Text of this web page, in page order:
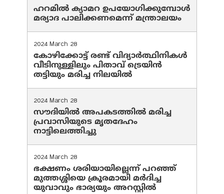
ഹറമില്‍ ക്യാമറ ഉപയോഗിക്കുമ്പോള്‍
മര്യാദ പാലിക്കണമെന്ന് മന്ത്രാലയം
2024 March 28
കോഴിക്കോട്ട് രണ്ട് വിദ്യാർത്ഥിനികൾ
വീടിനുള്ളിലും പിതാവ് ട്രെയിൻ
തട്ടിയും മരിച്ച നിലയിൽ
2024 March 28
സൗദിയില്‍ അപകടത്തില്‍ മരിച്ച
പ്രവാസിയുടെ മൃതദേഹം
നാട്ടിലെത്തിച്ചു
2024 March 28
ഭക്ഷണം ശരിയായില്ലെന്ന് പറഞ്ഞ്
മുത്തശ്ശിയെ ക്രൂരമായി മര്‍ദിച്ച
യുവാവും ഭാര്യയും അറസ്റ്റില്‍